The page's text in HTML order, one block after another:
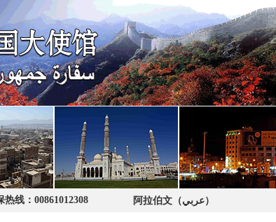
线：00861012308 阿拉伯文（عربي）